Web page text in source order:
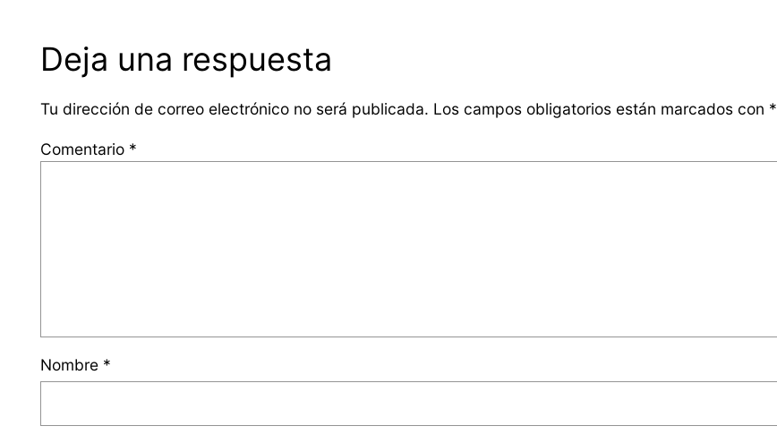
Deja una respuesta
Tu dirección de correo electrónico no será publicada. Los campos obligatorios están marcados con *
Comentario *
Nombre *